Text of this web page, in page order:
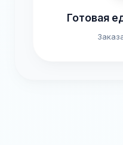
Готовая